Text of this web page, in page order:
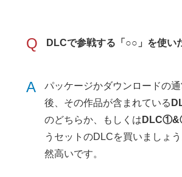
Q DLCで参戦する「○○」を使い
A
パッケージかダウンロードの
後、その作品が含まれている
のどちらか、もしくは
うセットのDLCを買いましょ
然高いです。